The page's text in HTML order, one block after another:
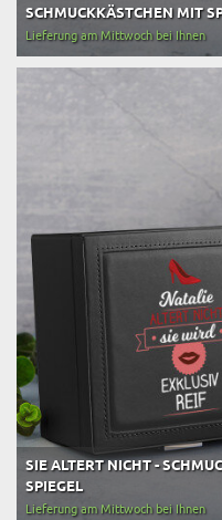
SCHMUCKKÄSTCHEN MIT
Lieferung am Mittwoch bei Ihnen
SIE ALTERT NICHT -
SPIEGEL
Lieferung am Mittwoch bei Ihnen